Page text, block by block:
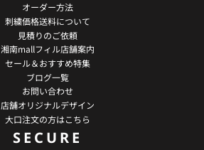
オーダー方法
刺繍価格送料について
見積りのご依頼
湘南mallフィル店舗案内
セール＆おすすめ特集
ブログ一覧
お問い合わせ
店舗オリジナルデザイン
大口注文の方はこちら
SECURE